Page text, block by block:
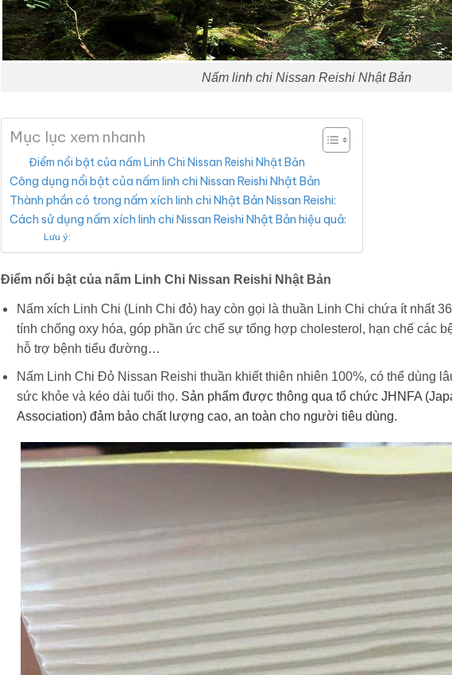
Nấm linh chi Nissan Reishi Nhật Bản
Mục lục xem nhanh
Điểm nổi bật của nấm Linh Chi Nissan Reishi Nhật Bản
Công dụng nổi bật của nấm linh chi Nissan Reishi Nhật Bản
Thành phần có trong nấm xích linh chi Nhật Bản Nissan Reishi:
Cách sử dụng nấm xích linh chi Nissan Reishi Nhật Bản hiệu quả:
Lưu ý:
Điểm nổi bật của nấm Linh Chi Nissan Reishi Nhật Bản
Nấm xích Linh Chi (Linh Chi đỏ) hay còn gọi là thuần Linh Chi chứa ít nhất
tính chống oxy hóa, góp phần ức chế sự tổng hợp cholesterol, hạn chế các
hỗ trợ bệnh tiểu đường…
Nấm Linh Chi Đỏ Nissan Reishi thuần khiết thiên nhiên 100%, có thể dùng
sức khỏe và kéo dài tuổi thọ. Sản phẩm được thông qua tổ chức JHNFA
Association) đảm bảo chất lượng cao, an toàn cho người tiêu dùng.